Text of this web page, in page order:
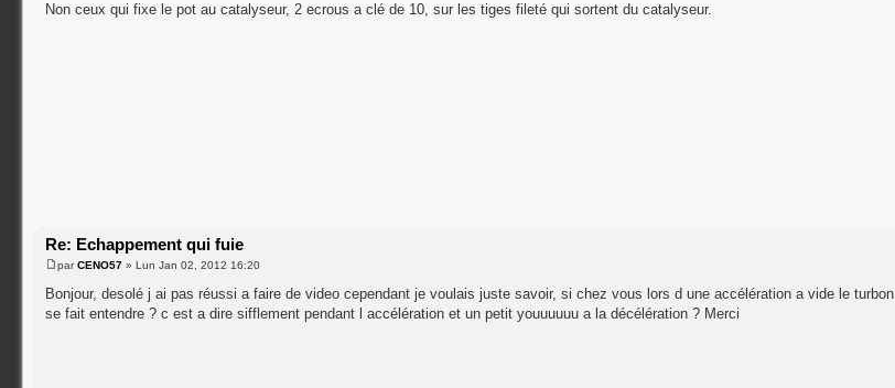
Non ceux qui fixe le pot au catalyseur, 2 ecrous a clé de 10, sur les tiges fileté qui sortent du catalyseur.
Re: Echappement qui fuie
parCENO57 » Lun Jan 02, 2012 16:20
Bonjour, desolé j ai pas réussi a faire de video cependant je voulais juste savoir, si chez vous lors d une accélération a vide le turbon
se fait entendre ? c est a dire sifflement pendant l accélération et un petit youuuuuu a la décélération ? Merci